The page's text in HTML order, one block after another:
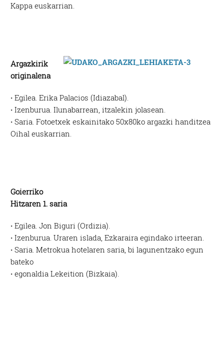
Kappa euskarrian.
Argazkirik
originalena
· Egilea. Erika Palacios (Idiazabal).
· Izenburua. Ilunabarrean, itzalekin jolasean.
· Saria. Fotoetxek eskainitako 50x80ko argazki handitzea
Oihal euskarrian.
Goierriko
Hitzaren 1. saria
· Egilea. Jon Biguri (Ordizia).
· Izenburua. Uraren islada, Ezkaraira egindako irteeran.
· Saria. Metrokua hotelaren saria, bi lagunentzako egun
bateko
· egonaldia Lekeition (Bizkaia).